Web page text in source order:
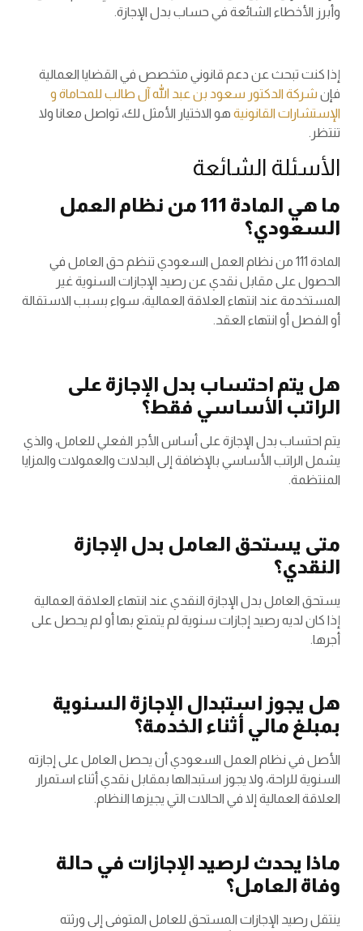
وأبرز الأخطاء الشائعة في حساب بدل الإجازة.
إذا كنت تبحث عن دعم قانوني متخصص في القضايا العمالية
فإن شركة الدكتور سعود بن عبد الله آل طالب للمحاماة و
الإستشارات القانونية هو الاختيار الأمثل لك، تواصل معانا ولا
تنتظر.
الأسئلة الشائعة
ما هي المادة 111 من نظام العمل
السعودي؟
المادة 111 من نظام العمل السعودي تنظم حق العامل في
الحصول على مقابل نقدي عن رصيد الإجازات السنوية غير
المستخدمة عند انتهاء العلاقة العمالية، سواء بسبب الاستقالة
أو الفصل أو انتهاء العقد.
هل يتم احتساب بدل الإجازة على
الراتب الأساسي فقط؟
يتم احتساب بدل الإجازة على أساس الأجر الفعلي للعامل، والذي
يشمل الراتب الأساسي بالإضافة إلى البدلات والعمولات والمزايا
المنتظمة.
متى يستحق العامل بدل الإجازة
النقدي؟
يستحق العامل بدل الإجازة النقدي عند انتهاء العلاقة العمالية
إذا كان لديه رصيد إجازات سنوية لم يتمتع بها أو لم يحصل على
أجرها.
هل يجوز استبدال الإجازة السنوية
بمبلغ مالي أثناء الخدمة؟
الأصل في نظام العمل السعودي أن يحصل العامل على إجازته
السنوية للراحة، ولا يجوز استبدالها بمقابل نقدي أثناء استمرار
العلاقة العمالية إلا في الحالات التي يجيزها النظام.
ماذا يحدث لرصيد الإجازات في حالة
وفاة العامل؟
ينتقل رصيد الإجازات المستحق للعامل المتوفى إلى ورثته